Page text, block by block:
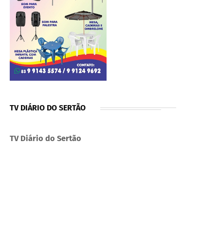
TV DIÁRIO DO SERTÃO
TV Diário do Sertão